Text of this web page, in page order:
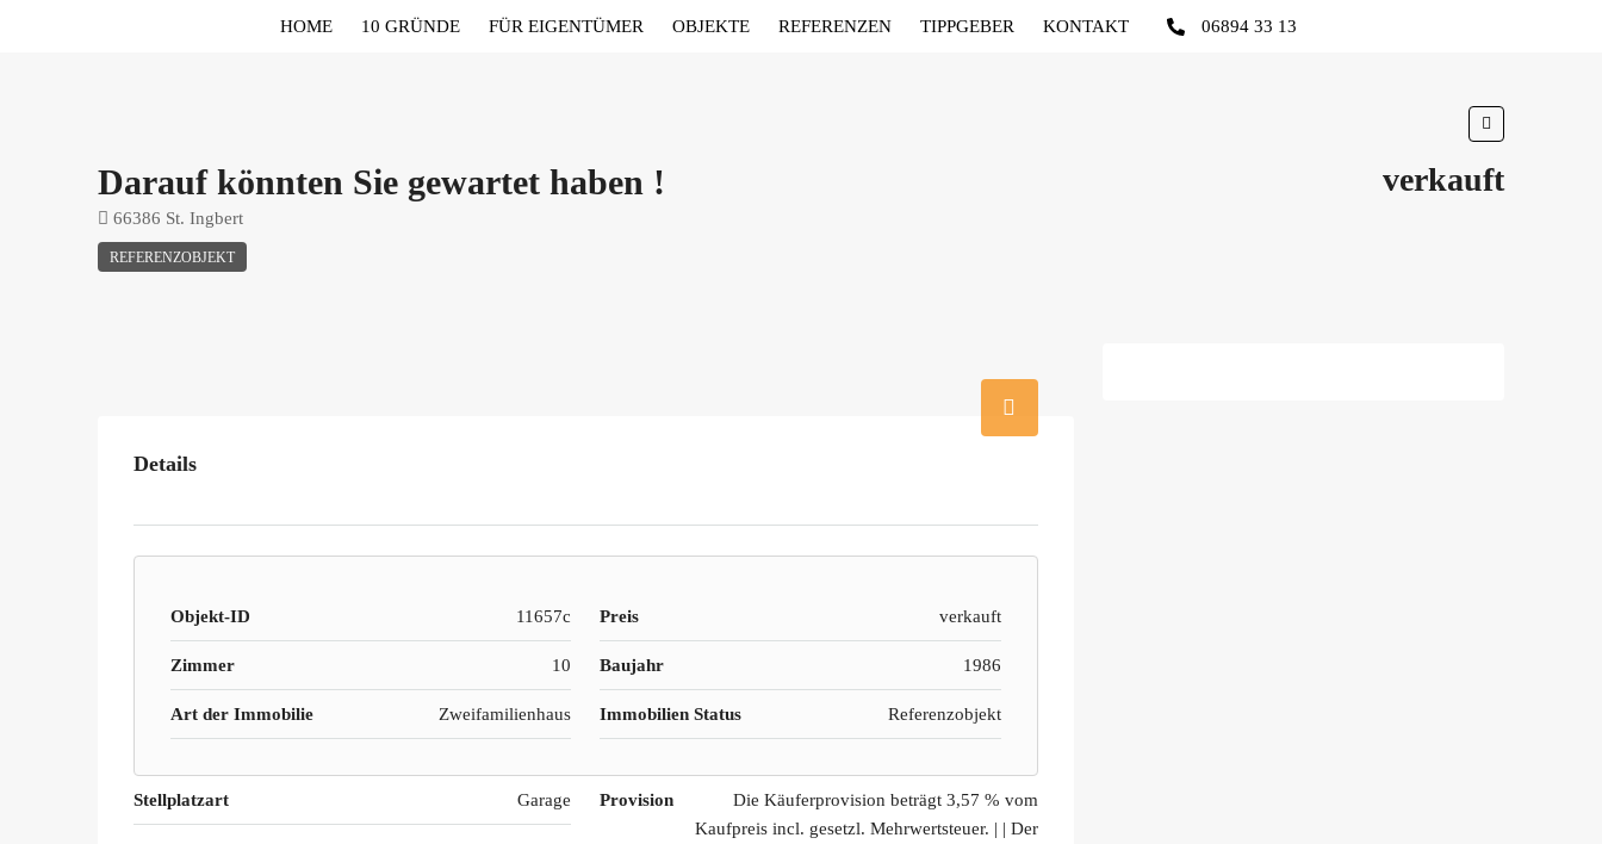
HOME 10 GRÜNDE FÜR EIGENTÜMER OBJEKTE REFERENZEN TIPPGEBER KONTAKT 06894 33 13
Darauf könnten Sie gewartet haben !
66386 St. Ingbert
REFERENZOBJEKT
verkauft
Details
Objekt-ID 11657c Preis verkauft
Zimmer 10 Baujahr 1986
Art der Immobilie Zweifamilienhaus Immobilien Status Referenzobjekt
Stellplatzart Garage Provision
Die Käuferprovision beträgt 3,57 % vom
Kaufpreis incl. gesetzl. Mehrwertsteuer. | | Der